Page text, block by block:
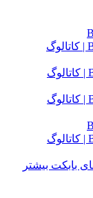
مینی لودر بابکت Bobcat T320 | کاتالوگ
مینی لودر بابکت Bobcat S185 | کاتالوگ
مینی لودر بابکت Bobcat S130 | کاتالوگ
مینی لودر بابکت Bobcat S300 | کاتالوگ
بابکت بیشتر